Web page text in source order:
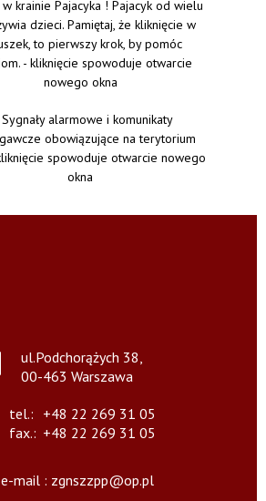
ul.Podchorążych 38,
00-463 Warszawa
tel.: +48 22 269 31 05
fax.: +48 22 269 31 05
e-mail : zgnszzpp@op.pl